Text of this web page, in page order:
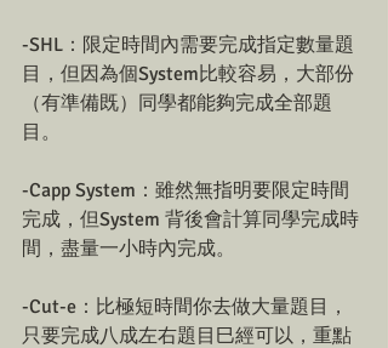
-SHL：限定時間內需要完成指定數量題
目，但因為個System比較容易，大部份
（有準備既）同學都能夠完成全部題
目。
-Capp System：雖然無指明要限定時間
完成，但System 背後會計算同學完成時
間，盡量一小時內完成。
-Cut-e：比極短時間你去做大量題目，
只要完成八成左右題目巳經可以，重點